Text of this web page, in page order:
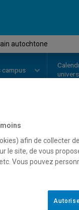
autochtone
campus
Horaire -
afin de collecter
le site, de vous
Vous pouvez